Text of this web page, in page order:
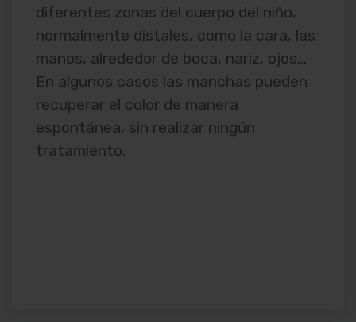
diferentes zonas del cuerpo del niño,
normalmente distales, como la cara, las
manos, alrededor de boca, nariz, ojos…
En algunos casos las manchas pueden
recuperar el color de manera
espontánea, sin realizar ningún
tratamiento.